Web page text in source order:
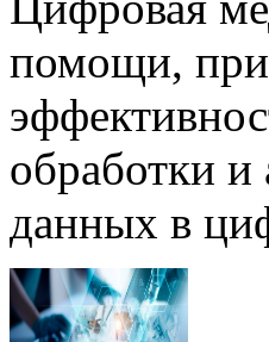
помощи, при
обработки
данных в